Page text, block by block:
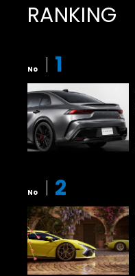
RANKING
No 1
No 2